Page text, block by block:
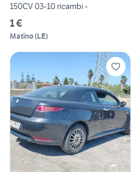
150CV 03-10 ricambi -
1 €
Matino(LE)